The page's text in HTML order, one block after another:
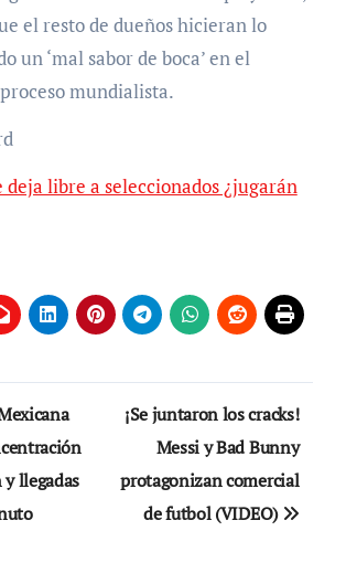
el resto de dueños hicieran lo
un ‘mal sabor de boca’ en el
mundialista.
libre a seleccionados ¿jugarán
llegadas
¡Se juntaron los cracks!
Messi y Bad Bunny
protagonizan comercial
de futbol (VIDEO)